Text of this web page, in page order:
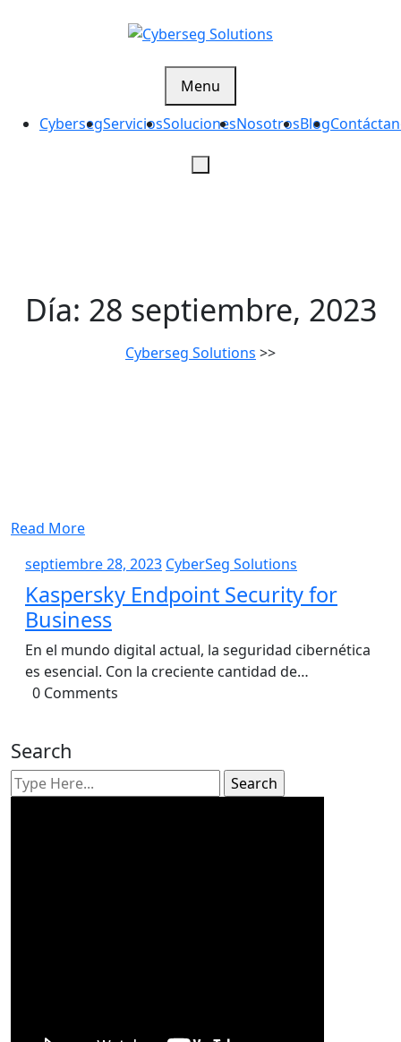
Menu
CybersegServiciosSolucionesNosotrosBlog
Día: 28 septiembre, 2023
Cyberseg Solutions >>
Read More
septiembre 28, 2023septiembre
28,
2023
CyberSeg Solutions
Solutions
Kaspersky Endpoint Security for
Business
En el mundo digital actual, la seguridad cibernética
es esencial. Con la creciente cantidad de…
0 Comments
Search